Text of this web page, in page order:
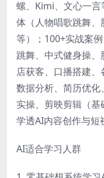
螺、Kimi、文心一
体（人物唱歌跳舞
等）；100+实战案
跳舞、中式健身操
店获客、口播搭建、
数据分析、简历优
实操、剪映剪辑（
学透AI内容创作与短
AI适合学习人群